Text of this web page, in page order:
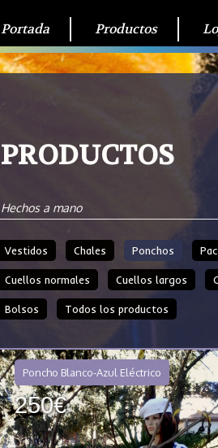
Portada Productos
PRODUCTOS
Hechos a mano
Vestidos Chales Ponchos
Cuellos normales Cuellos largos
Bolsos Todos los productos
Poncho Blanco-Azul Eléctrico
250€